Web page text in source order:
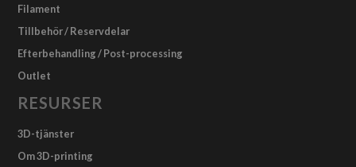
Filament
Tillbehör / Reservdelar
Efterbehandling / Post-processing
Outlet
RESURSER
3D-tjänster
Om 3D-printing